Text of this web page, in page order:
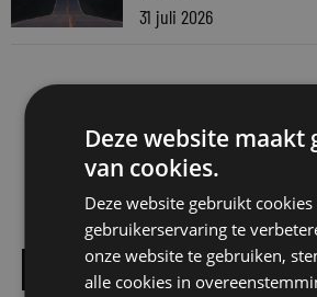
31 juli 2026
Alle vacatures
Deze website maakt
van cookies.
Deze website gebruikt
gebruikerservaring te
onze website te gebruiken,
alle cookies in